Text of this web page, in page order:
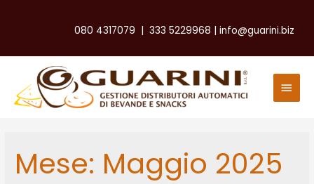
080 4317079 | 333 5229968 | info@guarini.biz
Mese: Maggio 2025